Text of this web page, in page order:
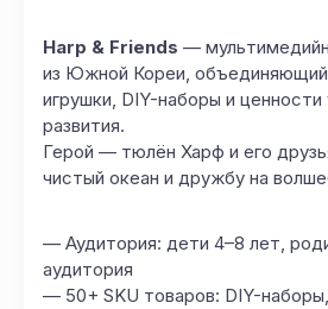
Harp & Friends —
из Южной Кореи,
игрушки, DIY-наборы и ценности
развития.
Герой — тюлён Харф и его
чистый океан и дружбу на
— Аудитория: дети 4–8 лет,
аудитория
— 50+ SKU товаров: DIY-